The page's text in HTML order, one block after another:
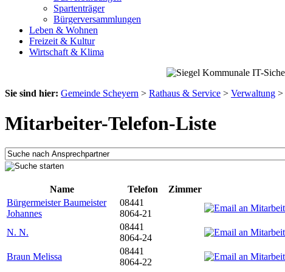
Spartenträger
Bürgerversammlungen
Leben & Wohnen
Freizeit & Kultur
Wirtschaft & Klima
Sie sind hier: Gemeinde Scheyern > Rathaus & Service > Verwaltung >
Mitarbeiter-Telefon-Liste
Name
Telefon Zimmer
Bürgermeister Baumeister
Johannes
08441
8064-21
N. N.
08441
8064-24
Braun Melissa
08441
8064-22